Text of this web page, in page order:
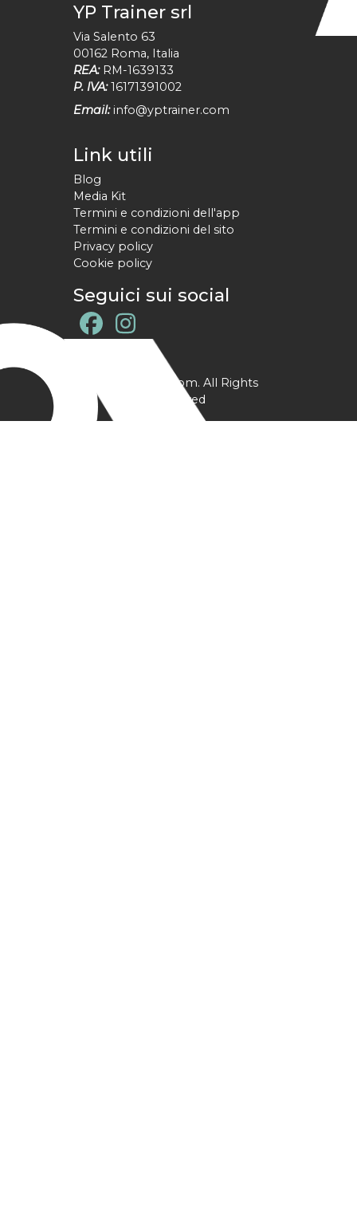
YP Trainer srl
Via Salento 63
00162 Roma, Italia
REA: RM-1639133
P. IVA: 16171391002
Email: info@yptrainer.com
Link utili
Blog
Media Kit
Termini e condizioni dell'app
Termini e condizioni del sito
Privacy policy
Cookie policy
Seguici sui social
@ YPtrainer.com. All Rights
Reserved